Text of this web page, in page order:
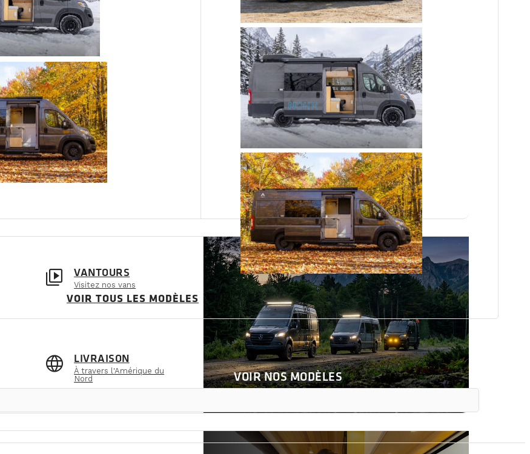
video_library VANTOURS
Visitez nos vans
language LIVRAISON
À travers l'Amérique du
Nord
VOIR NOS MODÈLES
VOIR TOUS LES MODÈLES